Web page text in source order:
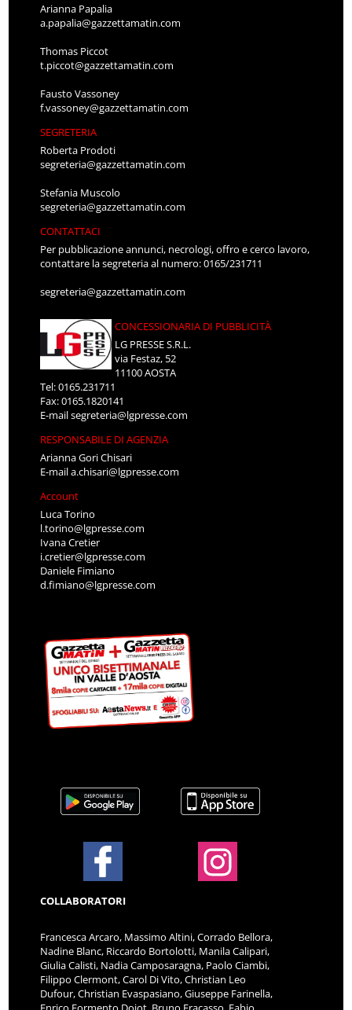
Arianna Papalia
a.papalia@gazzettamatin.com
Thomas Piccot
t.piccot@gazzettamatin.com
Fausto Vassoney
f.vassoney@gazzettamatin.com
SEGRETERIA
Roberta Prodoti
segreteria@gazzettamatin.com
Stefania Muscolo
segreteria@gazzettamatin.com
CONTATTACI
Per pubblicazione annunci, necrologi, offro e cerco lavoro,
contattare la segreteria al numero: 0165/231711
segreteria@gazzettamatin.com
CONCESSIONARIA DI PUBBLICITÀ
LG PRESSE S.R.L.
via Festaz, 52
11100 AOSTA
Tel: 0165.231711
Fax: 0165.1820141
E-mailsegreteria@lgpresse.com
RESPONSABILE DI AGENZIA
Arianna Gori Chisari
E-maila.chisari@lgpresse.com
Account
Luca Torino
l.torino@lgpresse.com
Ivana Cretier
i.cretier@lgpresse.com
Daniele Fimiano
d.fimiano@lgpresse.com
COLLABORATORI
Francesca Arcaro, Massimo Altini, Corrado Bellora,
Nadine Blanc, Riccardo Bortolotti, Manila Calipari,
Giulia Calisti, Nadia Camposaragna, Paolo Ciambi,
Filippo Clermont, Carol Di Vito, Christian Leo
Dufour, Christian Evaspasiano, Giuseppe Farinella,